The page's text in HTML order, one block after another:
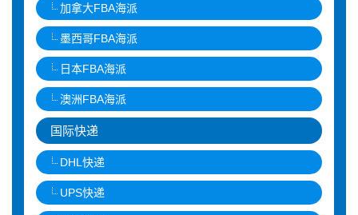
加拿大FBA海派
墨西哥FBA海派
日本FBA海派
澳洲FBA海派
国际快递
DHL快递
UPS快递